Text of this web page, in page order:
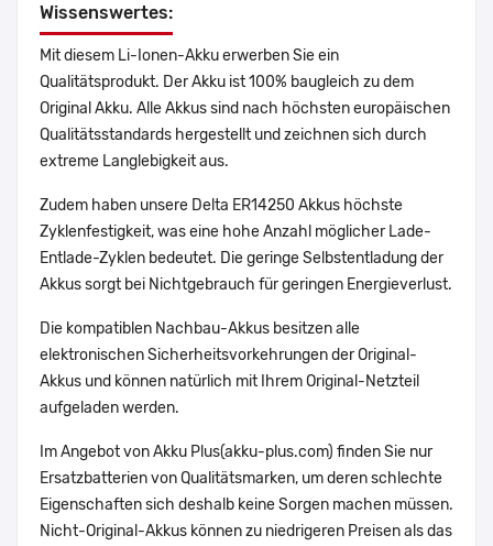
Wissenswertes:
Mit diesem Li-Ionen-Akku erwerben Sie ein
Qualitätsprodukt. Der Akku ist 100% baugleich zu dem
Original Akku. Alle Akkus sind nach höchsten europäischen
Qualitätsstandards hergestellt und zeichnen sich durch
extreme Langlebigkeit aus.
Zudem haben unsere Delta ER14250 Akkus höchste
Zyklenfestigkeit, was eine hohe Anzahl möglicher Lade-
Entlade-Zyklen bedeutet. Die geringe Selbstentladung der
Akkus sorgt bei Nichtgebrauch für geringen Energieverlust.
Die kompatiblen Nachbau-Akkus besitzen alle
elektronischen Sicherheitsvorkehrungen der Original-
Akkus und können natürlich mit Ihrem Original-Netzteil
aufgeladen werden.
Im Angebot von Akku Plus(akku-plus.com) finden Sie nur
Ersatzbatterien von Qualitätsmarken, um deren schlechte
Eigenschaften sich deshalb keine Sorgen machen müssen.
Nicht-Original-Akkus können zu niedrigeren Preisen als das